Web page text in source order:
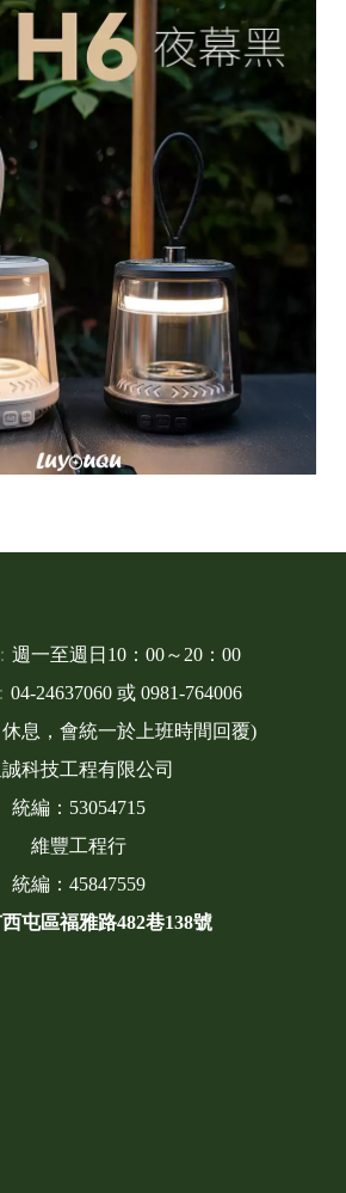
週一至週日10：00～20：00
04-24637060 或 0981-764006
息，會統一於上班時間回覆)
科技工程有限公司
統編：53054715
維豐工程行
統編：45847559
屯區福雅路482巷138號